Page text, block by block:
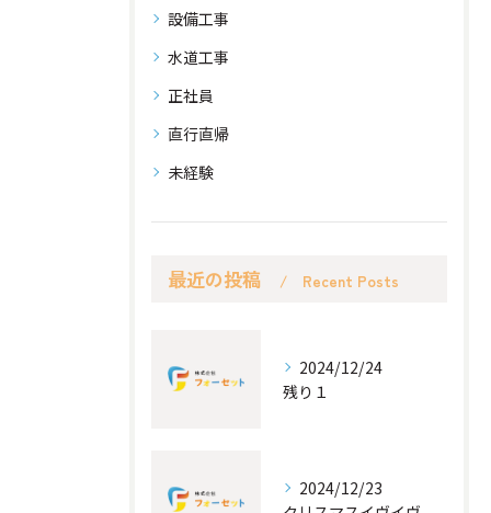
設備工事
水道工事
正社員
直行直帰
未経験
最近の投稿 Recent Posts
2024/12/24
残り１
2024/12/23